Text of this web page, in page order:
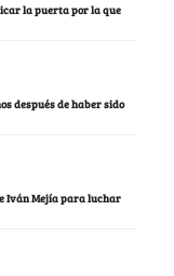
la puerta por la que
después de haber sido
Iván Mejía para luchar